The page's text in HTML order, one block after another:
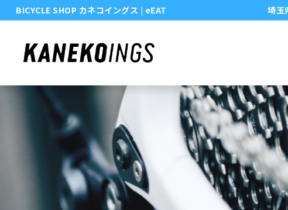
BICYCLE SHOP カネコイングス | eEAT